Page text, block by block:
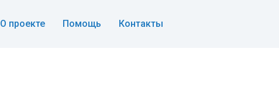
О проекте Помощь Контакты